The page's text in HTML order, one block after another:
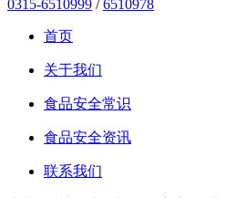
0315-6510999 /6510978
首页
关于我们
食品安全常识
食品安全资讯
联系我们